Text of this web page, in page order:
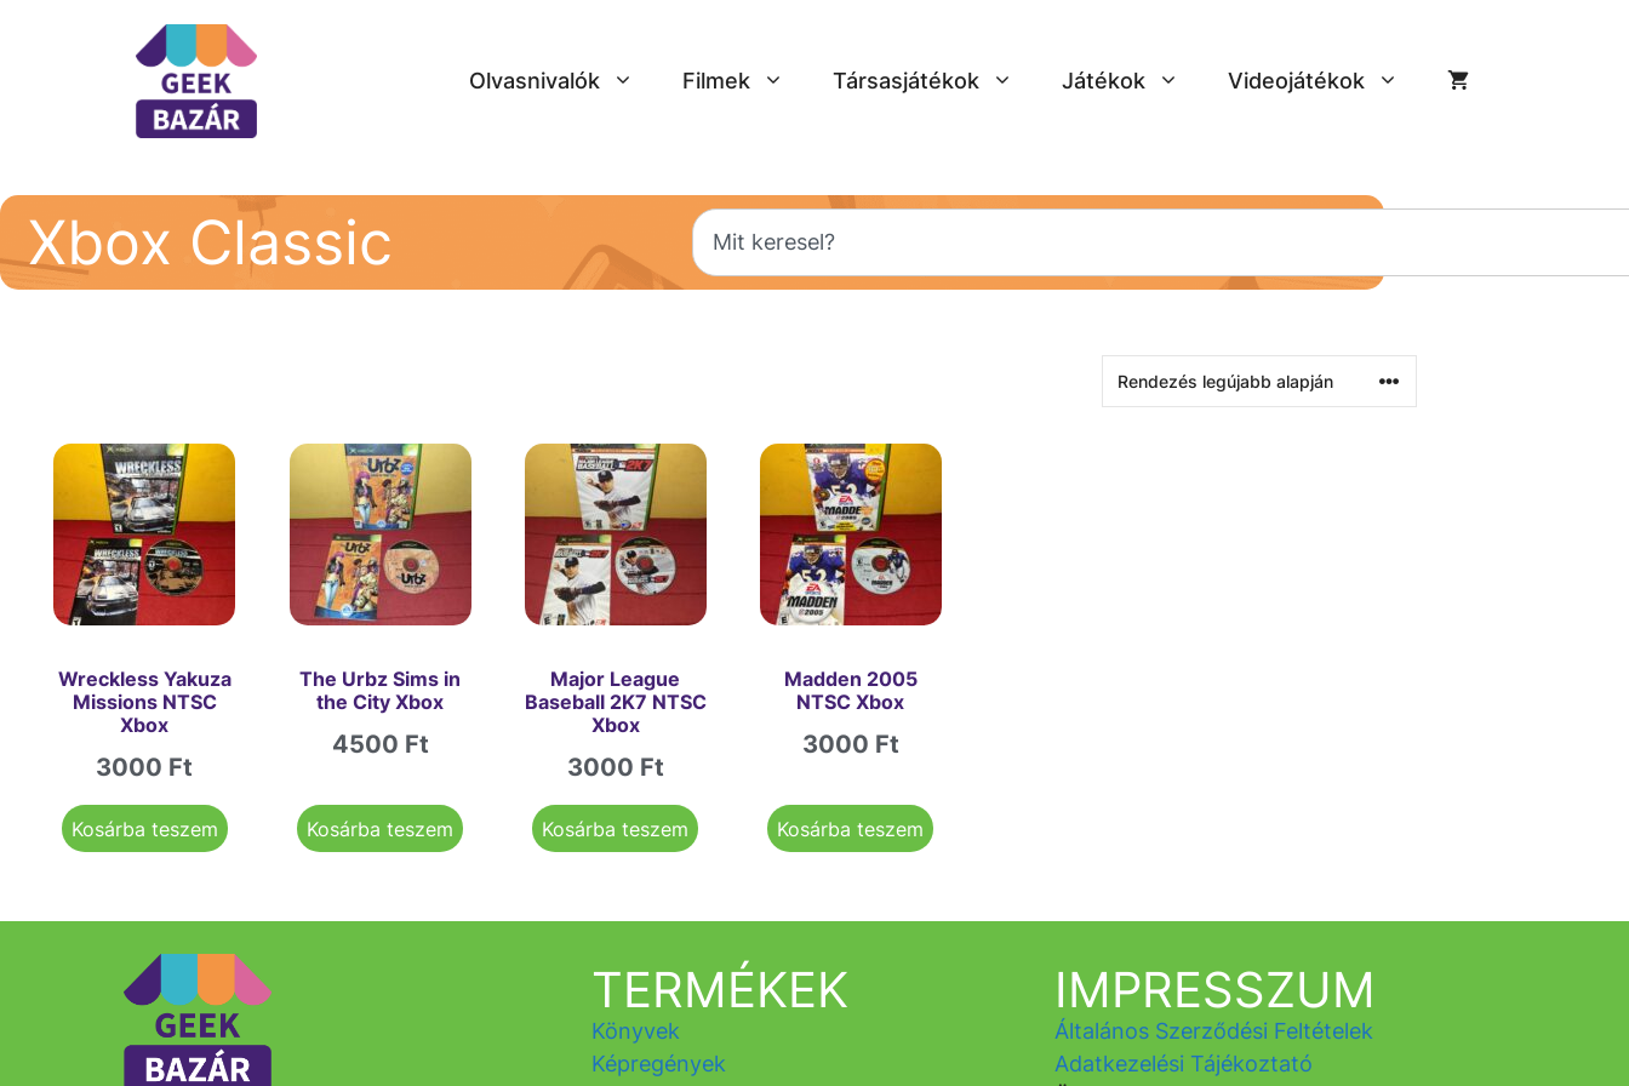
Olvasnivalók Filmek Társasjátékok Játékok Videojátékok
Xbox Classic
Wreckless Yakuza
Missions NTSC
Xbox
3000 Ft
Kosárba teszem
The Urbz Sims in
the City Xbox
4500 Ft
Kosárba teszem
Major League
Baseball 2K7 NTSC
Xbox
3000 Ft
Kosárba teszem
Madden 2005
NTSC Xbox
3000 Ft
Kosárba teszem
TERMÉKEK
Könyvek
Képregények
IMPRESSZUM
Általános Szerződési Feltételek
Adatkezelési Tájékoztató